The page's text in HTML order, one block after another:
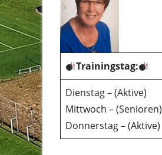
Trainingstag:
Dienstag – (Aktive)
Mittwoch – (Senioren)
Donnerstag – (Aktive)